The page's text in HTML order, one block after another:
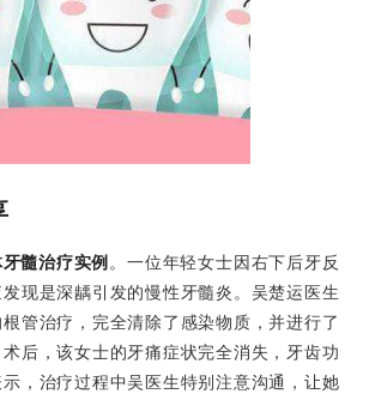
髓治疗实例 。一位年轻女士因右下后牙反
现是深龋引发的慢性牙髓炎。吴楚运医生
管治疗，完全清除了感染物质，并进行了
后，该女士的牙痛症状完全消失，牙齿功
，治疗过程中吴医生特别注意沟通，让她